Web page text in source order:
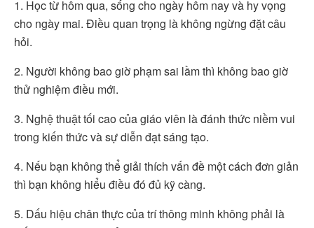
1. Học từ hôm qua, sống cho ngày hôm nay và hy vọng
cho ngày mai. Điều quan trọng là không ngừng đặt câu
hỏi.
2. Người không bao giờ phạm sai lầm thì không bao giờ
thử nghiệm điều mới.
3. Nghệ thuật tối cao của giáo viên là đánh thức niềm vui
trong kiến thức và sự diễn đạt sáng tạo.
4. Nếu bạn không thể giải thích vấn đề một cách đơn giản
thì bạn không hiểu điều đó đủ kỹ càng.
5. Dấu hiệu chân thực của trí thông minh không phải là